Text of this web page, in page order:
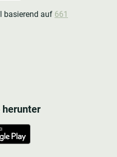
basierend auf 661
herunter